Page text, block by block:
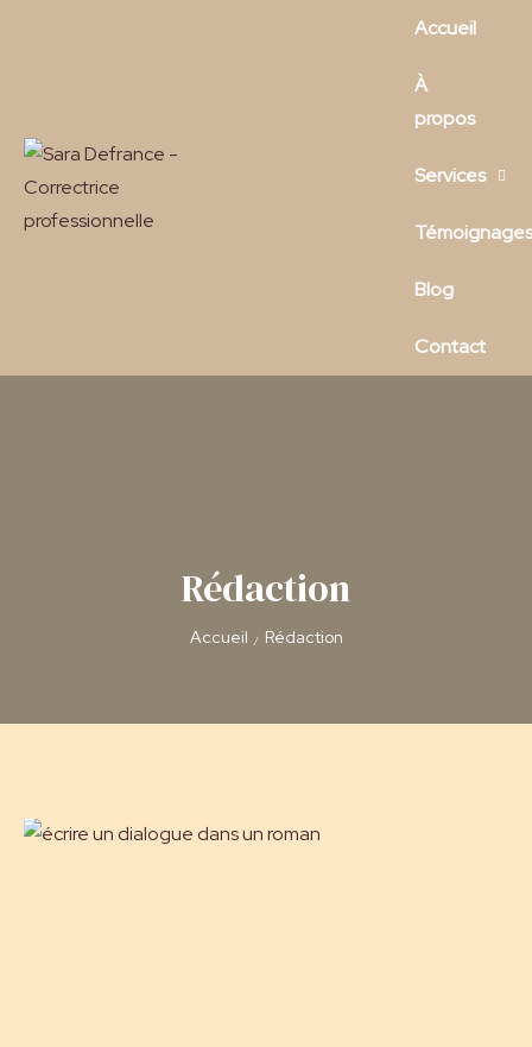
Accueil
À
propos
Services
Témoignages
Blog
Contact
Rédaction
Accueil / Rédaction